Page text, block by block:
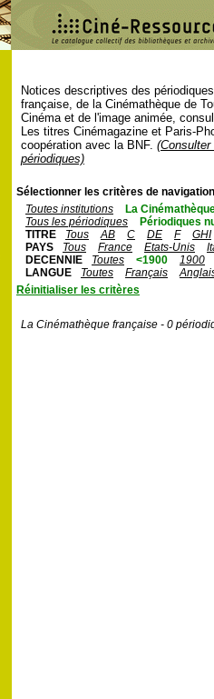
Notices descriptives des
française, de la Cinémathèque de
Cinéma et de l'image animée,
Les titres Cinémagazine et Paris-
coopération avec la BNF.
périodiques)
Sélectionner les critères de
Toutes institutions
La
Tous les périodiques
Périodiques
TITRE
Tous AB C DE F
GHI
PAYS
Tous France Etats-Unis
DECENNIE
Toutes <1900
1900
LANGUE
Toutes Français
Réinitialiser les critères
La Cinémathèque française - 0